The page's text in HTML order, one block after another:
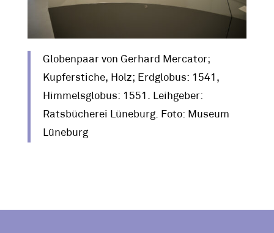
Globenpaar von Gerhard Mercator;
Kupferstiche, Holz; Erdglobus: 1541,
Himmelsglobus: 1551. Leihgeber:
Ratsbücherei Lüneburg. Foto: Museum
Lüneburg